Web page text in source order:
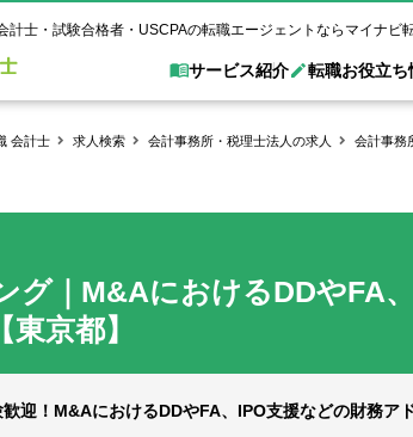
計士・試験合格者・USCPAの転職エージェントならマイナビ
サービス紹介
くあるご質問
ご利用の流れ
キャリアアドバイザー
転職お役立ち
じめての転職の方へ
2回目以降の転職の方へ
USCPAの転職
験科目一覧
試験合格後の流れ
会計士が活
認会計士試験合格
USCPA（米国公認会計士）
ム
会計士 求人検索 会計事務所・税理士法人の求人 会計事務
グ｜M&AにおけるDDやFA
京都】
歓迎！M&AにおけるDDやFA、IPO支援などの財務ア